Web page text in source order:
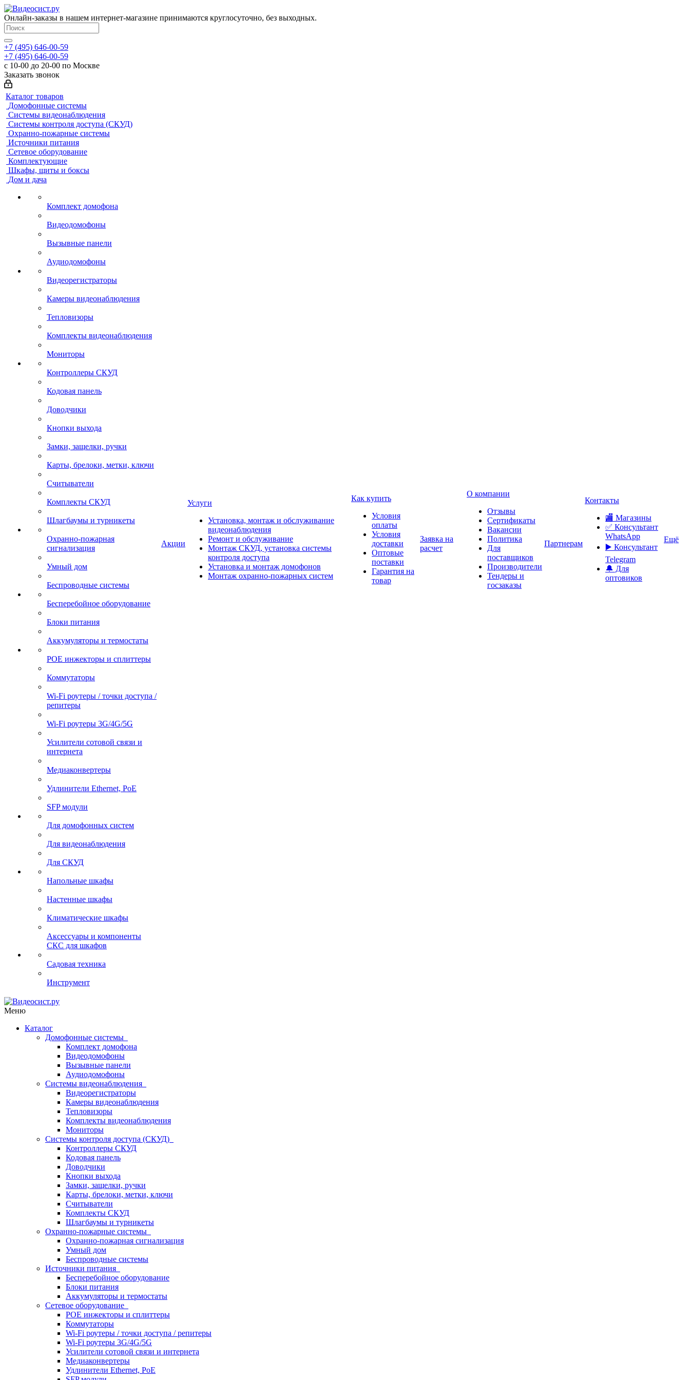
Онлайн-заказы в нашем интернет-магазине принимаются круглосуточно, без выходных.
+7 (495) 646-00-59
+7 (495) 646-00-59
с 10-00 до 20-00 по Москве
Заказать звонок
Каталог товаров
Домофонные системы
Системы видеонаблюдения
Системы контроля доступа (СКУД)
Охранно-пожарные системы
Источники питания
Сетевое оборудование
Комплектующие
Шкафы, щиты и боксы
Дом и дача
Комплект домофона
Видеодомофоны
Вызывные панели
Аудиодомофоны
Видеорегистраторы
Камеры видеонаблюдения
Тепловизоры
Комплекты видеонаблюдения
Мониторы
Контроллеры СКУД
Кодовая панель
Доводчики
Кнопки выхода
Замки, защелки, ручки
Карты, брелоки, метки, ключи
Считыватели
Комплекты СКУД
Шлагбаумы и турникеты
Охранно-пожарная
сигнализация
Умный дом
Беспроводные системы
Бесперебойное оборудование
Блоки питания
Аккумуляторы и термостаты
POE инжекторы и сплиттеры
Коммутаторы
Wi-Fi роутеры / точки доступа /
репитеры
Wi-Fi роутеры 3G/4G/5G
Усилители сотовой связи и
интернета
Медиаконвертеры
Удлинители Ethernet, PoE
SFP модули
Для домофонных систем
Для видеонаблюдения
Для СКУД
Напольные шкафы
Настенные шкафы
Климатические шкафы
Аксессуары и компоненты
СКС для шкафов
Садовая техника
Инструмент
Акции
Услуги
Установка, монтаж и обслуживание
видеонаблюдения
Ремонт и обслуживание
Монтаж СКУД, установка системы
контроля доступа
Установка и монтаж домофонов
Монтаж охранно-пожарных систем
Как купить
Условия
оплаты
Условия
доставки
Оптовые
поставки
Гарантия на
товар
Заявка на
расчет
О компании
Отзывы
Сертификаты
Вакансии
Политика
Для
поставщиков
Производители
Тендеры и
госзаказы
Партнерам
Контакты
🏬 Магазины
✅️ Консультант
WhatsApp
▶️ Консультант
Telegram
🔔 Для
оптовиков
Ещё
Меню
Каталог
Домофонные системы
Комплект домофона
Видеодомофоны
Вызывные панели
Аудиодомофоны
Системы видеонаблюдения
Видеорегистраторы
Камеры видеонаблюдения
Тепловизоры
Комплекты видеонаблюдения
Мониторы
Системы контроля доступа (СКУД)
Контроллеры СКУД
Кодовая панель
Доводчики
Кнопки выхода
Замки, защелки, ручки
Карты, брелоки, метки, ключи
Считыватели
Комплекты СКУД
Шлагбаумы и турникеты
Охранно-пожарные системы
Охранно-пожарная сигнализация
Умный дом
Беспроводные системы
Источники питания
Бесперебойное оборудование
Блоки питания
Аккумуляторы и термостаты
Сетевое оборудование
POE инжекторы и сплиттеры
Коммутаторы
Wi-Fi роутеры / точки доступа / репитеры
Wi-Fi роутеры 3G/4G/5G
Усилители сотовой связи и интернета
Медиаконвертеры
Удлинители Ethernet, PoE